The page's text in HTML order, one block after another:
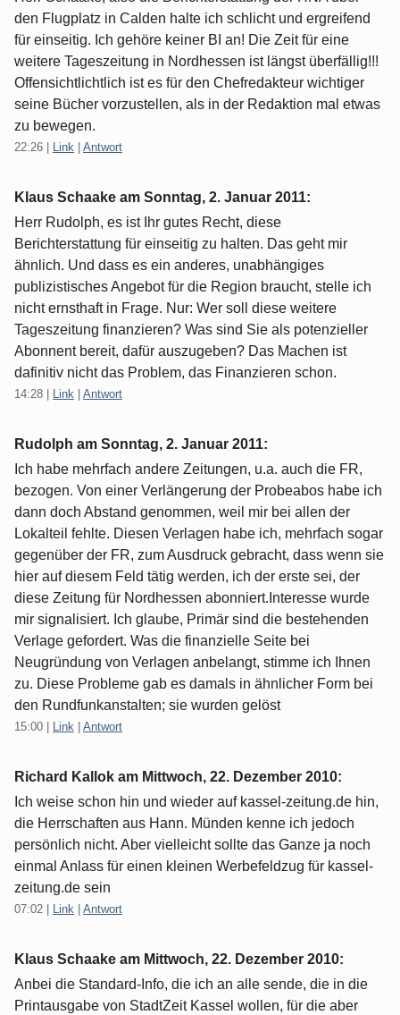
den Flugplatz in Calden halte ich schlicht und ergreifend
für einseitig. Ich gehöre keiner BI an! Die Zeit für eine
weitere Tageszeitung in Nordhessen ist längst überfällig!!!
Offensichtlichtlich ist es für den Chefredakteur wichtiger
seine Bücher vorzustellen, als in der Redaktion mal etwas
zu bewegen.
22:26 Link Antwort
Klaus Schaake am Sonntag, 2. Januar 2011:
Herr Rudolph, es ist Ihr gutes Recht, diese
Berichterstattung für einseitig zu halten. Das geht mir
ähnlich. Und dass es ein anderes, unabhängiges
publizistisches Angebot für die Region braucht, stelle ich
nicht ernsthaft in Frage. Nur: Wer soll diese weitere
Tageszeitung finanzieren? Was sind Sie als potenzieller
Abonnent bereit, dafür auszugeben? Das Machen ist
dafinitiv nicht das Problem, das Finanzieren schon.
14:28 Link Antwort
Rudolph am Sonntag, 2. Januar 2011:
Ich habe mehrfach andere Zeitungen, u.a. auch die FR,
bezogen. Von einer Verlängerung der Probeabos habe ich
dann doch Abstand genommen, weil mir bei allen der
Lokalteil fehlte. Diesen Verlagen habe ich, mehrfach sogar
gegenüber der FR, zum Ausdruck gebracht, dass wenn sie
hier auf diesem Feld tätig werden, ich der erste sei, der
diese Zeitung für Nordhessen abonniert.Interesse wurde
mir signalisiert. Ich glaube, Primär sind die bestehenden
Verlage gefordert. Was die finanzielle Seite bei
Neugründung von Verlagen anbelangt, stimme ich Ihnen
zu. Diese Probleme gab es damals in ähnlicher Form bei
den Rundfunkanstalten; sie wurden gelöst
15:00 Link Antwort
Richard Kallok am Mittwoch, 22. Dezember 2010:
Ich weise schon hin und wieder auf kassel-zeitung.de hin,
die Herrschaften aus Hann. Münden kenne ich jedoch
persönlich nicht. Aber vielleicht sollte das Ganze ja noch
einmal Anlass für einen kleinen Werbefeldzug für kassel-
zeitung.de sein
07:02 Link Antwort
Klaus Schaake am Mittwoch, 22. Dezember 2010:
Anbei die Standard-Info, die ich an alle sende, die in die
Printausgabe von StadtZeit Kassel wollen, für die aber